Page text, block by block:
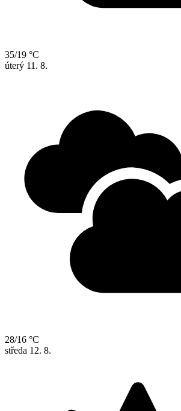
35/19 °C
úterý 11. 8.
28/16 °C
středa 12. 8.